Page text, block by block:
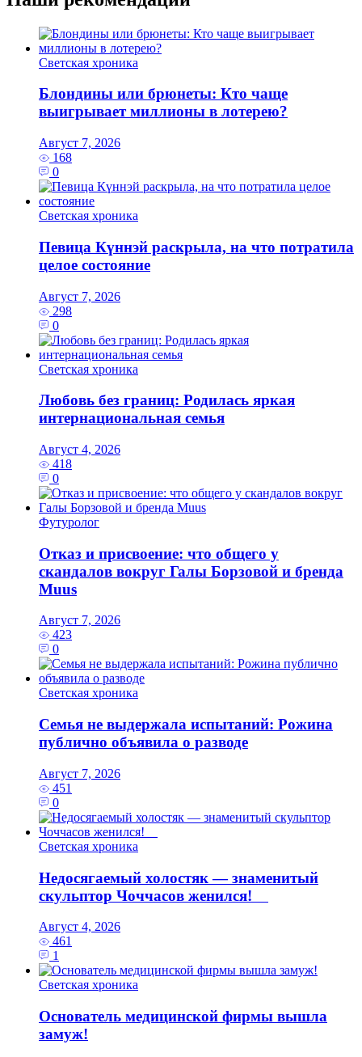
Светская хроника
Блондины или брюнеты: Кто чаще
выигрывает миллионы в лотерею?
Август 7, 2026
168
0
Светская хроника
Певица Күннэй раскрыла, на что потратила
целое состояние
Август 7, 2026
298
0
Светская хроника
Любовь без границ: Родилась яркая
интернациональная семья
Август 4, 2026
418
0
Футуролог
Отказ и присвоение: что общего у
скандалов вокруг Галы Борзовой и бренда
Muus
Август 7, 2026
423
0
Светская хроника
Семья не выдержала испытаний: Рожина
публично объявила о разводе
Август 7, 2026
451
0
Светская хроника
Недосягаемый холостяк — знаменитый
скульптор Чоччасов женился!
Август 4, 2026
461
1
Светская хроника
Основатель медицинской фирмы вышла
замуж!